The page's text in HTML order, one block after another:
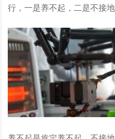
行，一是养不起，二是不接地